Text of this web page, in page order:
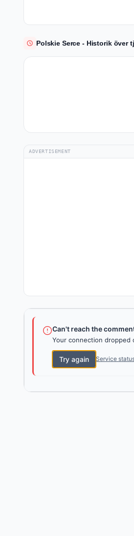
Polskie Serce - Historik över
ADVERTISEMENT
Can't reach the
Your connection dropped
Try again Service